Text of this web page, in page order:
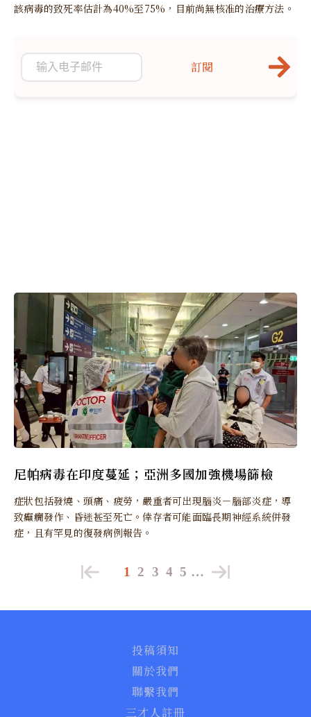
該病毒的致死率估計為40%至75%，目前尚無核准的治療方法。
尼帕病毒在印度蔓延；亞洲多國加強機場篩檢
症狀包括發燒、頭痛、疲勞，嚴重者可出現腦炎－腦部炎症，導
致癲癇發作、昏迷甚至死亡。倖存者可能面臨長期神經系統併發
症，且有罕見的復發病例報告。
訂閱
1 2 3 4 5 …
投稿須知
關於我們
聯繫我們
三才人註冊